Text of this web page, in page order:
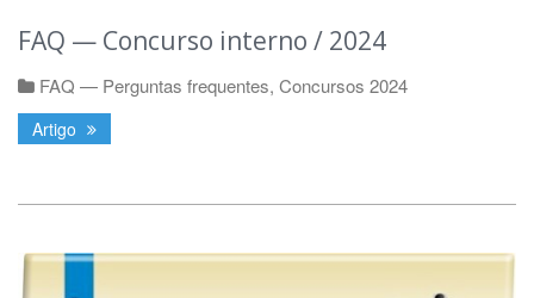
FAQ — Concurso interno / 2024
FAQ — Perguntas frequentes, Concursos 2024
Artigo